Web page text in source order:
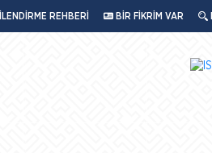
REHBERİ BİR FİKRİM VAR